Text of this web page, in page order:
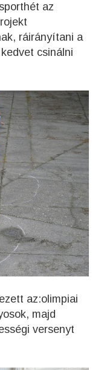
az
ráirányítani a
csinálni
az:olimpiai
majd
versenyt